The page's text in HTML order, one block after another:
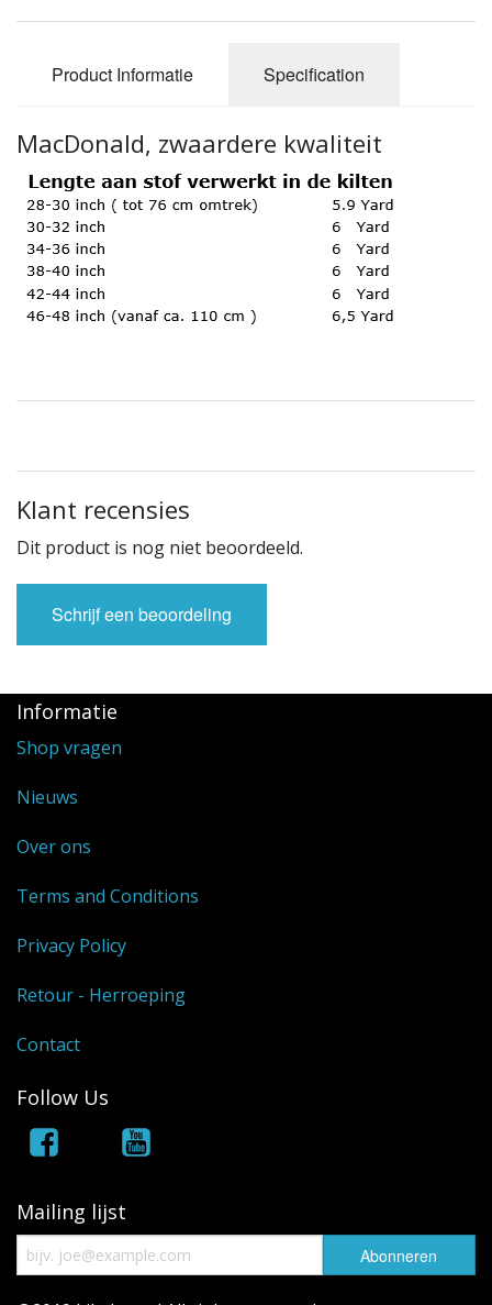
Product Informatie Specification
MacDonald, zwaardere kwaliteit
Klant recensies
Dit product is nog niet beoordeeld.
Schrijf een beoordeling
Informatie
Shop vragen
Nieuws
Over ons
Terms and Conditions
Privacy Policy
Retour - Herroeping
Contact
Follow Us
Mailing lijst